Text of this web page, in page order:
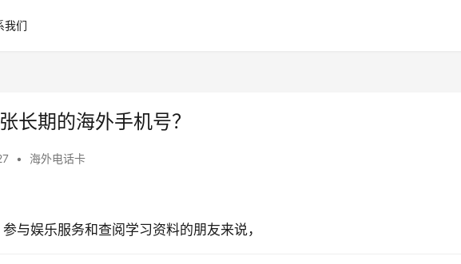
我们
长期的海外手机号？
• 海外电话卡
参与娱乐服务和查阅学习资料的朋友来说，